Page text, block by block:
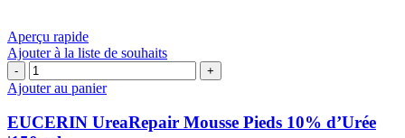
Aperçu rapide
Ajouter à la liste de souhaits
quantité
de
EUCERIN
UreaRepair
Mousse
Ajouter au panier
EUCERIN UreaRepair Mousse Pieds 10% d’Urée